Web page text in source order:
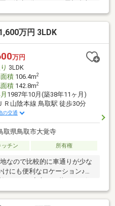
が自然に増えるリビングイン
を気にせず洗濯物を干せます
せます♪・屋外に立水栓があ
ときに便利です
約受付中！ お問い合わ
7788】◆◆──────────◆◆
万円 3LDK
万円
3LDK
積106.4m2
積142.8m2
1987年10月(築38年11ヶ月)
Ｒ山陰本線 鳥取駅 徒歩30分
の交通
取県鳥取市大覚寺
ッチン 所有権
なので比較的に車通りが少な
にも便利なロケーション♪・
り、のびのびと暮らせる住ま
できる独立階段♪・対面式キ